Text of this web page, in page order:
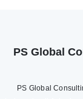
PS Global
PS Global